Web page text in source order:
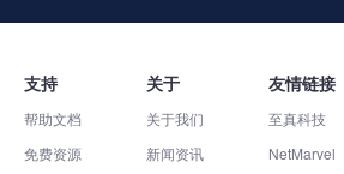
支持
帮助文档
免费资源
关于
关于我们
新闻资讯
友情链接
至真科技
NetMarvel